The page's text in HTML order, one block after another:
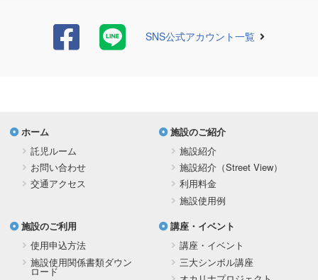
SNS公式アカウント一覧
ホーム
託児ルーム
お問い合わせ
交通アクセス
施設のご紹介
施設紹介
施設紹介（Street View）
利用料金
施設使用例
施設のご利用
使用申込方法
施設使用関係書類ダウン
ロード
講座・イベント
講座・イベント
三大シンボル講座